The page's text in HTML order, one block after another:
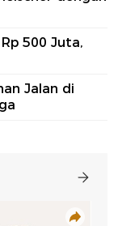
500 Juta,
Jalan di